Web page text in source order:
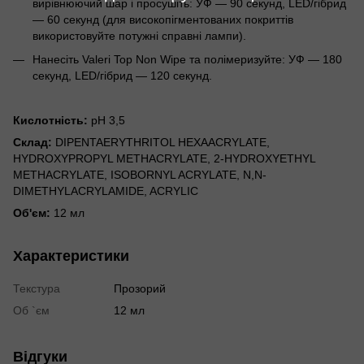
вирівнюючий шар і просушіть: УФ — 90 секунд, LED/гібрид
— 60 секунд (для високопігментованих покриттів
використовуйте потужні справні лампи).
Нанесіть Valeri Top Non Wipe та полімеризуйте: УФ — 180
секунд, LED/гібрид — 120 секунд.
Кислотність: pH 3,5
Склад: DIPENTAERYTHRITOL HEXAACRYLATE,
HYDROXYPROPYL METHACRYLATE, 2-HYDROXYETHYL
METHACRYLATE, ISOBORNYL ACRYLATE, N,N-
DIMETHYLACRYLAMIDE, ACRYLIC
Об'єм: 12 мл
Характеристики
Текстура
Прозорий
Об `єм
12 мл
Відгуки